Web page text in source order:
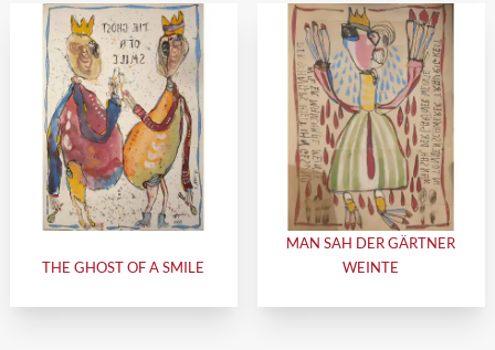
THE GHOST OF A SMILE
MAN SAH DER GÄRTNER
WEINTE